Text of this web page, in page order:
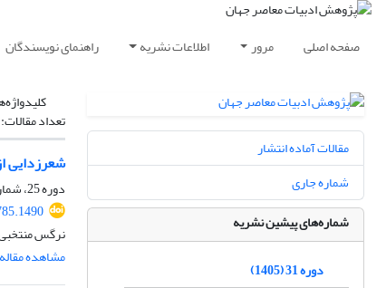
صفحه اصلی مرور اطلاعات نشریه راهنمای نویسندگان
تعداد مقالات:
شعرزدایی
دوره 25، شماره 1، شهریور 1399، صفحه
نرگس
مشاهده مقاله
مقالات آماده انتشار
شماره جاری
شماره‌های پیشین نشریه
دوره 31 (1405)